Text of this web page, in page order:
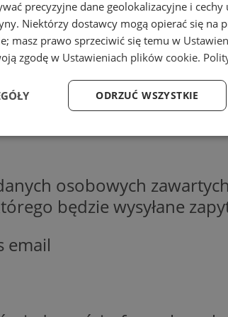
osobowych
będzie wysyłane
email
precyzyjne dane geolokalizacyjne i
Niektórzy dostawcy mogą opierać się na
masz prawo sprzeciwić się temu w
zgodę w Ustawieniach plików cookie.
ODRZUĆ WSZYSTKIE
Wydajność Targetowanie